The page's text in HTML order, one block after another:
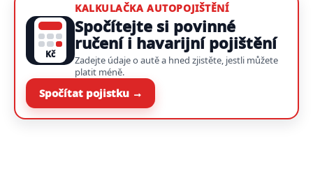
Kč
KALKULAČKA AUTOPOJIŠTĚNÍ
Spočítejte si povinné
ručení i havarijní pojištění
Zadejte údaje o autě a hned zjistěte, jestli můžete
platit méně.
Spočítat pojistku →